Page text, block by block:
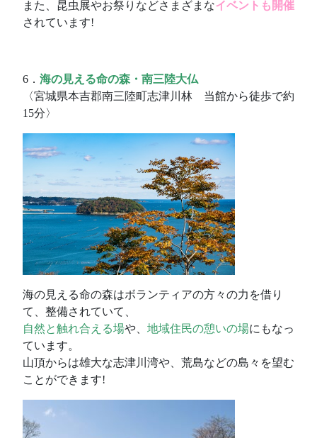
また、昆虫展やお祭りなどさまざまなイベントも開催
されています!
6． 海の見える命の森・南三陸大仏
〈宮城県本吉郡南三陸町志津川林 当館から徒歩で約
15分〉
海の見える命の森はボランティアの方々の力を借り
て、整備されていて、
自然と触れ合える場や、 地域住民の憩いの場にもなっ
ています。
山頂からは雄大な志津川湾や、荒島などの島々を望む
ことができます!